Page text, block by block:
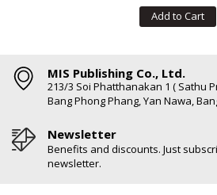
Add to Cart
MIS Publishing Co., Ltd.
213/3 Soi Phatthanakan 1 ( Sathu
Bang Phong Phang, Yan Nawa,
Newsletter
Benefits and discounts. Just
newsletter.